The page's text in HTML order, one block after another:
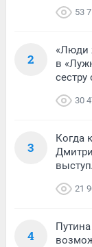
53
2
«Люди
в
30
3
Когда
21
4